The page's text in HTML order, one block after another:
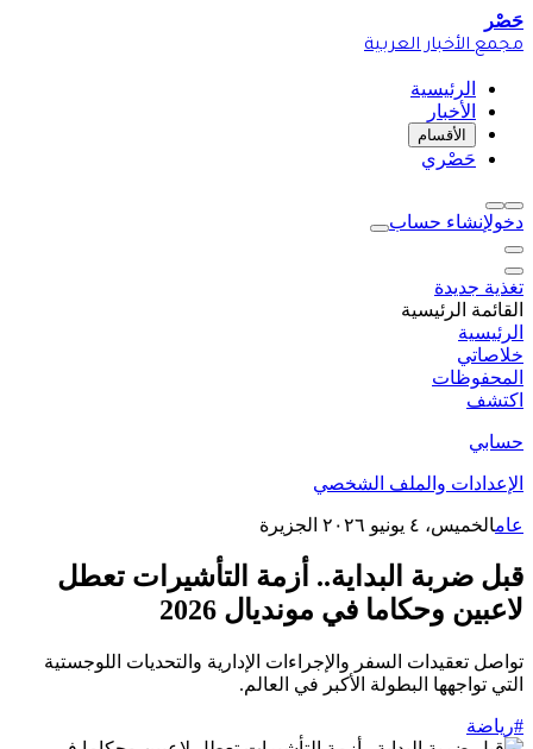
حَصْر
مجمع الأخبار العربية
الرئيسية
الأخبار
الأقسام
حَصْري
دخولإنشاء حساب
تغذية جديدة
القائمة الرئيسية
الرئيسية
خلاصاتي
المحفوظات
اكتشف
حسابي
الإعدادات والملف الشخصي
عامالخميس، ٤ يونيو ٢٠٢٦ الجزيرة
قبل ضربة البداية.. أزمة التأشيرات تعطل
لاعبين وحكاما في مونديال 2026
تواصل تعقيدات السفر والإجراءات الإدارية والتحديات اللوجستية
التي تواجهها البطولة الأكبر في العالم.
#رياضة